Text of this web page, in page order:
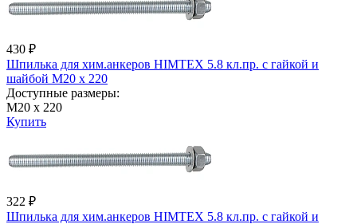
430 ₽
Шпилька для хим.анкеров HIMTEX 5.8 кл.пр. с гайкой и
шайбой М20 х 220
Доступные размеры:
М20 х 220
Купить
322 ₽
Шпилька для хим.анкеров HIMTEX 5.8 кл.пр. с гайкой и